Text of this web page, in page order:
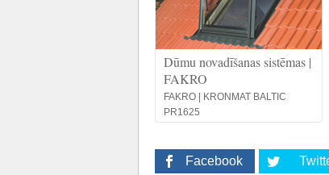
Dūmu novadīšanas sistēmas |
FAKRO
FAKRO | KRONMAT BALTIC
PR1625
Facebook